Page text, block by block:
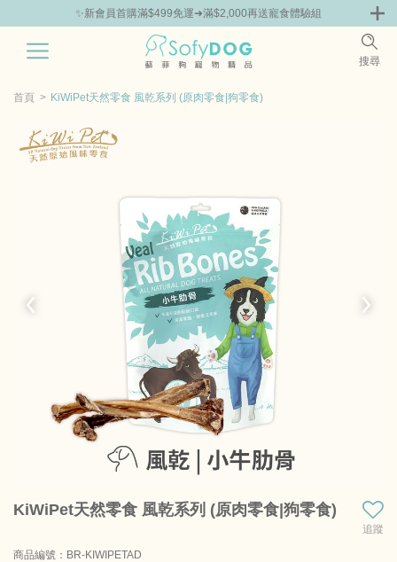
🎁Hello新朋友！完成註冊送指定商品85折抵用券
搜尋
零食專區 飼料 | 凍乾優惠組 主食罐 | 餐包優惠
首頁 KiWiPet天然零食​ 風乾系列 (原肉零食|狗零食)
KiWiPet天然零食​ 風乾系列 (原肉零食|狗零食)
追蹤
商品編號：BR-KIWIPETAD